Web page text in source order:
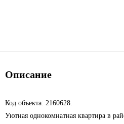
Описание
Код объекта: 2160628.
Уютная однокомнатная квартира в